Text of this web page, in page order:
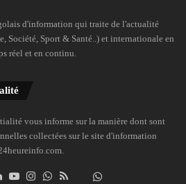
d'information qui traite de l'actualité
Société, Sport & Santé..) et internationale en
réel et en continu.
vous informe sur la manière dont sont
collectées sur le site d'information
LinkedinYouTubeInstagramWhatsAppDailymotion